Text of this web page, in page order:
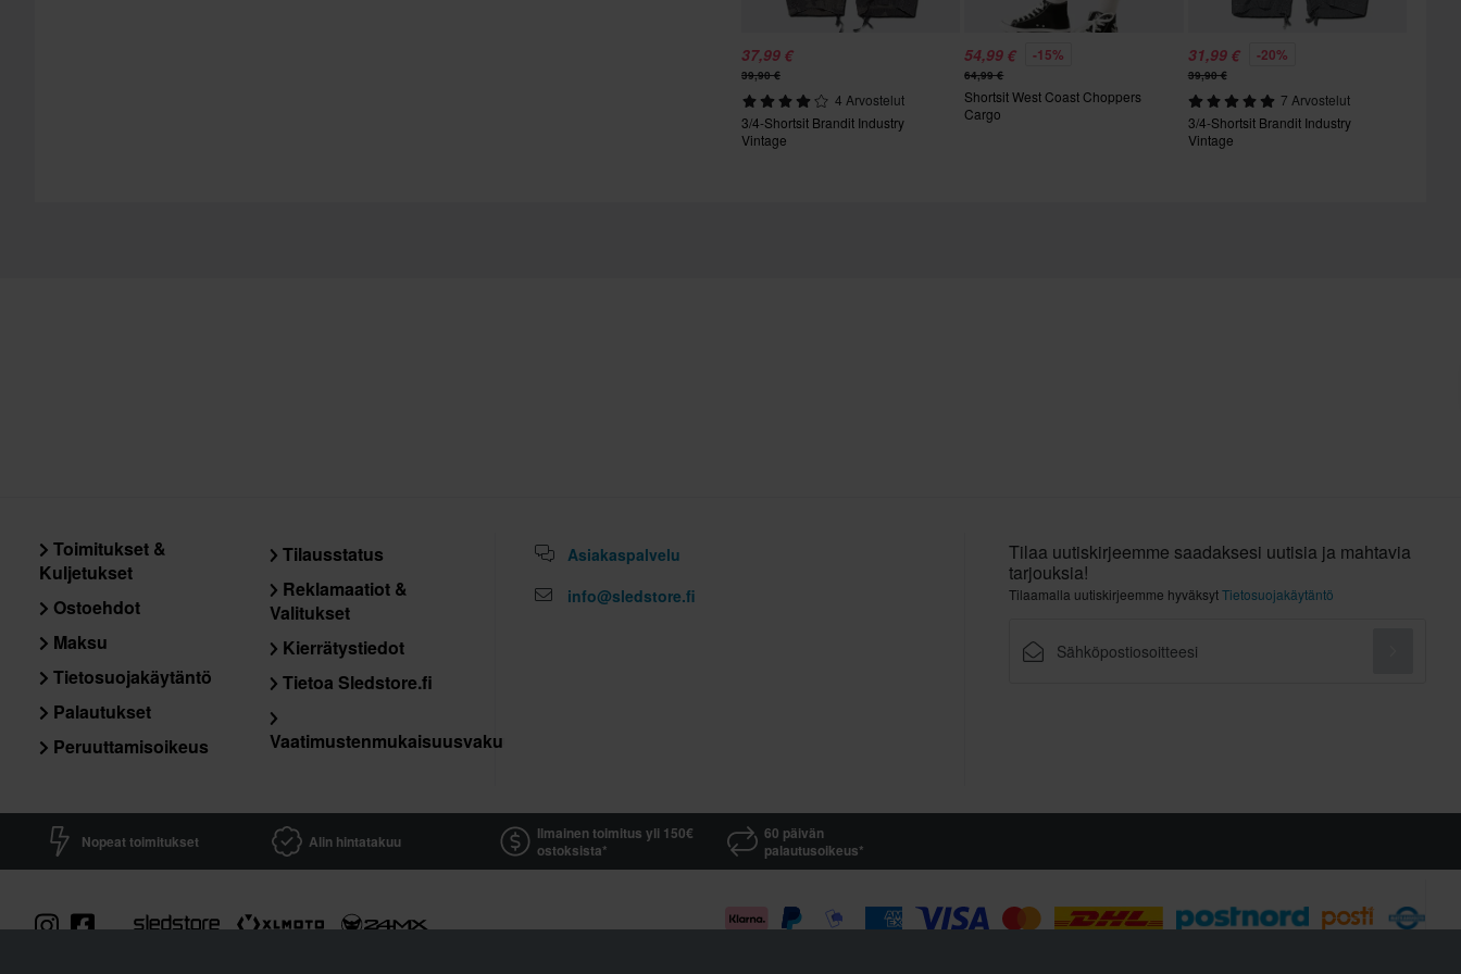
37,99 €
39,90 €
4 Arvostelut
3/4-Shortsit Brandit Industry
Vintage
54,99 € -15%
64,99 €
Shortsit West Coast Choppers
Cargo
31,99 € -20%
39,90 €
7 Arvostelut
3/4-Shortsit Brandit Industry
Vintage
Toimitukset &
Kuljetukset
Ostoehdot
Maksu
Tietosuojakäytäntö
Palautukset
Peruuttamisoikeus
Tilausstatus
Reklamaatiot &
Valitukset
Kierrätystiedot
Tietoa Sledstore.fi
Vaatimustenmukaisuusvakuutus
Asiakaspalvelu
info@sledstore.fi
Tilaa uutiskirjeemme saadaksesi uutisia ja mahtavia
tarjouksia!
Tilaamalla uutiskirjeemme hyväksytTietosuojakäytäntö
Nopeat toimitukset Alin hintatakuu
Ilmainen toimitus yli 150€
ostoksista*
60 päivän
palautusoikeus*